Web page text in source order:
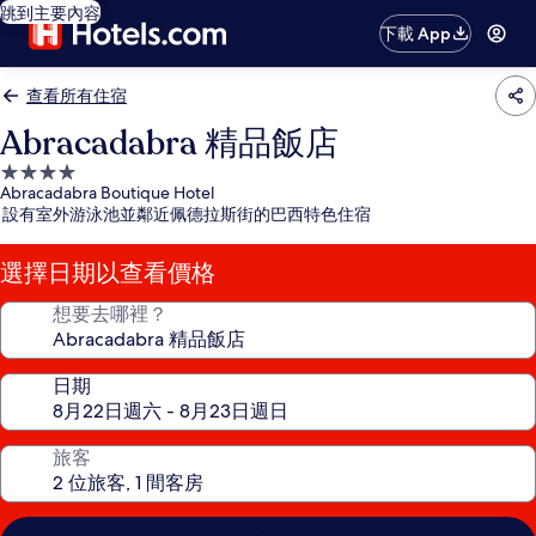
跳到主要內容
下載 App
查看所有住宿
Abracadabra 精品飯店
4.0
星
級
住
宿
Abracadabra Boutique Hotel
設有室外游泳池並鄰近佩德拉斯街的巴西特色住宿
選擇日期以查看價格
想要去哪裡？
日期
旅客